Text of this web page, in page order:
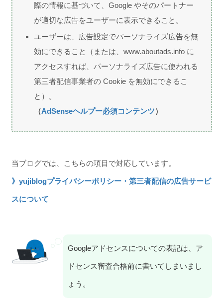
際の情報に基づいて、Google やそのパートナー
が適切な広告をユーザーに表示できること。
ユーザーは、広告設定でパーソナライズ広告を無
効にできること（または、www.aboutads.info に
アクセスすれば、パーソナライズ広告に使われる
第三者配信事業者の Cookie を無効にできるこ
と）。
（AdSenseヘルプー必須コンテンツ）
当ブログでは、こちらの項目で対応しています。
》yujiblogプライバシーポリシー・第三者配信の広告サービ
スについて
Googleアドセンスについての表記は、ア
ドセンス審査合格前に書いてしまいまし
ょう。